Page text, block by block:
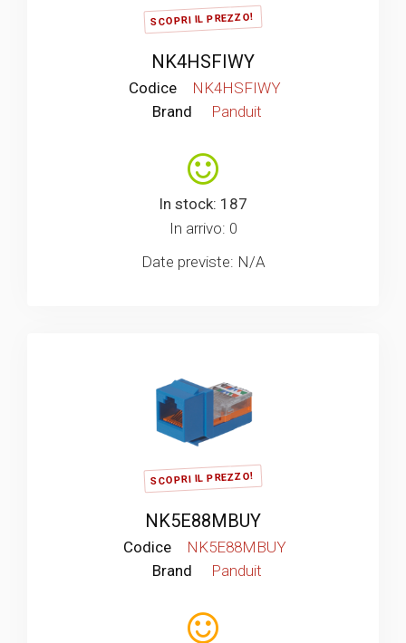
SCOPRI IL PREZZO!
NK4HSFIWY
Codice
NK4HSFIWY
Brand
Panduit
In stock: 187
In arrivo: 0
Date previste: N/A
SCOPRI IL PREZZO!
NK5E88MBUY
Codice
NK5E88MBUY
Brand
Panduit